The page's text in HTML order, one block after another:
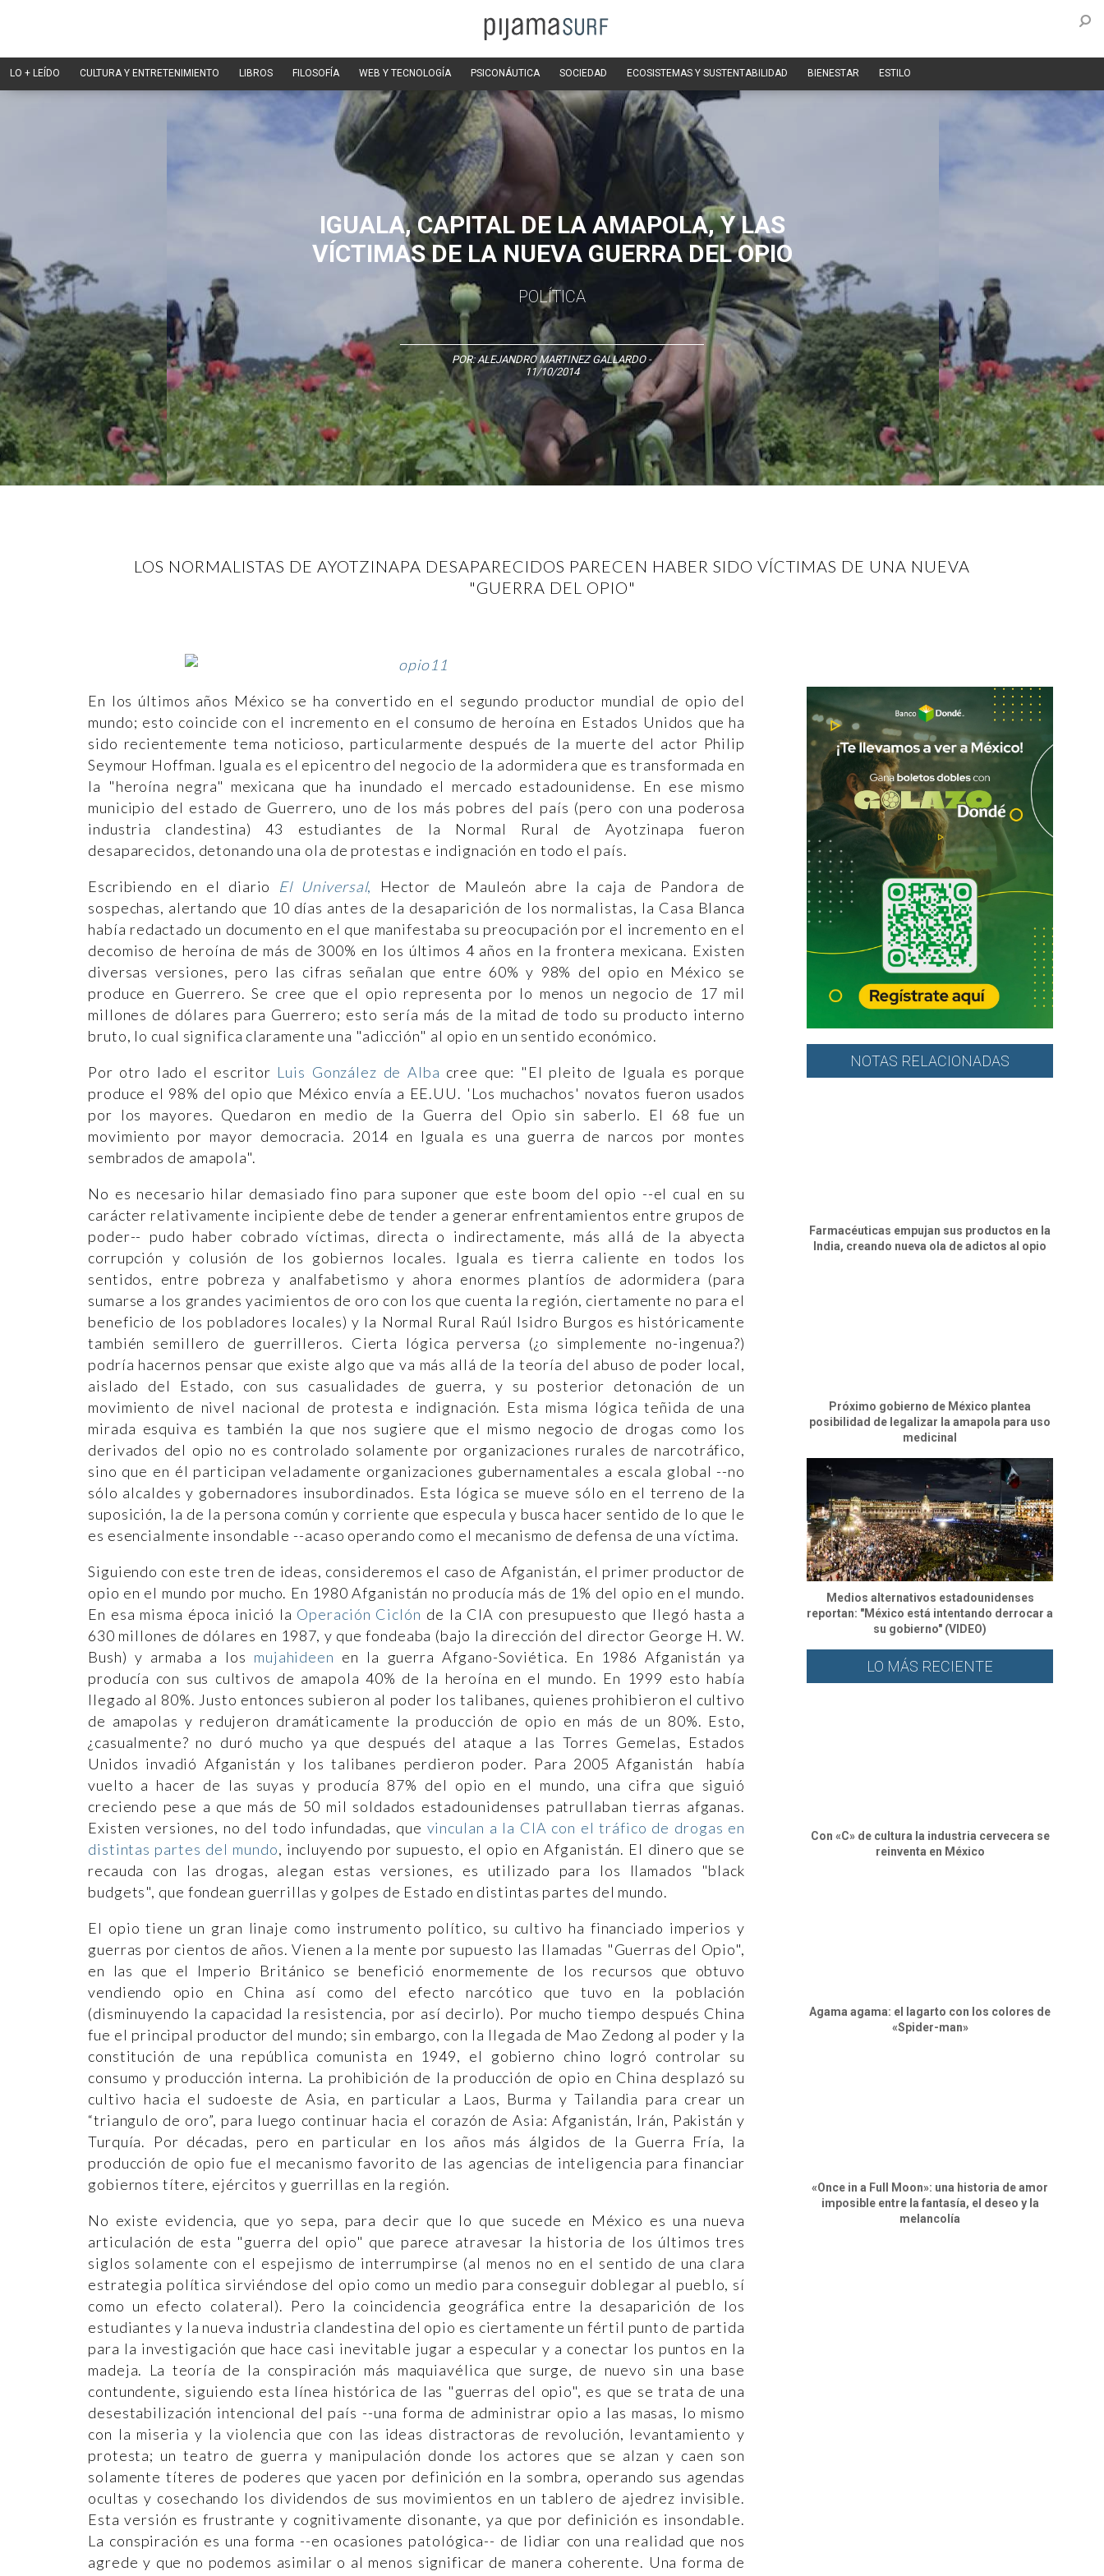
LO + LEÍDO CULTURA Y ENTRETENIMIENTO LIBROS FILOSOFÍA WEB Y TECNOLOGÍA PSICONÁUTICA SOCIEDAD ECOSISTEMAS Y SUSTENTABILIDAD BIENESTAR ESTILO
IGUALA, CAPITAL DE LA AMAPOLA, Y LAS
VÍCTIMAS DE LA NUEVA GUERRA DEL OPIO
POLÍTICA
POR: ALEJANDRO MARTINEZ GALLARDO-
11/10/2014
LOS NORMALISTAS DE AYOTZINAPA DESAPARECIDOS PARECEN HABER SIDO VÍCTIMAS DE UNA NUEVA
"GUERRA DEL OPIO"
En los últimos años México se ha convertido en el segundo productor mundial de opio del
mundo; esto coincide con el incremento en el consumo de heroína en Estados Unidos que ha
sido recientemente tema noticioso, particularmente después de la muerte del actor Philip
Seymour Hoffman. Iguala es el epicentro del negocio de la adormidera que es transformada en
la "heroína negra" mexicana que ha inundado el mercado estadounidense. En ese mismo
municipio del estado de Guerrero, uno de los más pobres del país (pero con una poderosa
industria clandestina) 43 estudiantes de la Normal Rural de Ayotzinapa fueron
desaparecidos, detonando una ola de protestas e indignación en todo el país.
Escribiendo en el diario
El Universal,
Hector de Mauleón abre la caja de Pandora de
sospechas, alertando que 10 días antes de la desaparición de los normalistas, la Casa Blanca
había redactado un documento en el que manifestaba su preocupación por el incremento en el
decomiso de heroína de más de 300% en los últimos 4 años en la frontera mexicana. Existen
diversas versiones, pero las cifras señalan que entre 60% y 98% del opio en México se
produce en Guerrero. Se cree que el opio representa por lo menos un negocio de 17 mil
millones de dólares para Guerrero; esto sería más de la mitad de todo su producto interno
bruto, lo cual significa claramente una "adicción" al opio en un sentido económico.
Por otro lado el escritor Luis González de Alba cree que: "El pleito de Iguala es porque
produce el 98% del opio que México envía a EE.UU. 'Los muchachos' novatos fueron usados
por los mayores. Quedaron en medio de la Guerra del Opio sin saberlo. El 68 fue un
movimiento por mayor democracia. 2014 en Iguala es una guerra de narcos por montes
sembrados de amapola".
No es necesario hilar demasiado fino para suponer que este boom del opio --el cual en su
carácter relativamente incipiente debe de tender a generar enfrentamientos entre grupos de
poder-- pudo haber cobrado víctimas, directa o indirectamente, más allá de la abyecta
corrupción y colusión de los gobiernos locales. Iguala es tierra caliente en todos los
sentidos, entre pobreza y analfabetismo y ahora enormes plantíos de adormidera (para
sumarse a los grandes yacimientos de oro con los que cuenta la región, ciertamente no para el
beneficio de los pobladores locales) y la Normal Rural Raúl Isidro Burgos es históricamente
también semillero de guerrilleros. Cierta lógica perversa (¿o simplemente no-ingenua?)
podría hacernos pensar que existe algo que va más allá de la teoría del abuso de poder local,
aislado del Estado, con sus casualidades de guerra, y su posterior detonación de un
movimiento de nivel nacional de protesta e indignación. Esta misma lógica teñida de una
mirada esquiva es también la que nos sugiere que el mismo negocio de drogas como los
derivados del opio no es controlado solamente por organizaciones rurales de narcotráfico,
sino que en él participan veladamente organizaciones gubernamentales a escala global --no
sólo alcaldes y gobernadores insubordinados. Esta lógica se mueve sólo en el terreno de la
suposición, la de la persona común y corriente que especula y busca hacer sentido de lo que le
es esencialmente insondable --acaso operando como el mecanismo de defensa de una víctima.
Siguiendo con este tren de ideas, consideremos el caso de Afganistán, el primer productor de
opio en el mundo por mucho. En 1980 Afganistán no producía más de 1% del opio en el mundo.
En esa misma época inició la Operación Ciclón de la CIA con presupuesto que llegó hasta a
630 millones de dólares en 1987, y que fondeaba (bajo la dirección del director George H. W.
Bush) y armaba a los mujahideen en la guerra Afgano-Soviética. En 1986 Afganistán ya
producía con sus cultivos de amapola 40% de la heroína en el mundo. En 1999 esto había
llegado al 80%. Justo entonces subieron al poder los talibanes, quienes prohibieron el cultivo
de amapolas y redujeron dramáticamente la producción de opio en más de un 80%. Esto,
¿casualmente? no duró mucho ya que después del ataque a las Torres Gemelas, Estados
Unidos invadió Afganistán y los talibanes perdieron poder. Para 2005 Afganistán había
vuelto a hacer de las suyas y producía 87% del opio en el mundo, una cifra que siguió
creciendo pese a que más de 50 mil soldados estadounidenses patrullaban tierras afganas.
Existen versiones, no del todo infundadas, que vinculan a la CIA con el tráfico de drogas en
distintas partes del mundo, incluyendo por supuesto, el opio en Afganistán. El dinero que se
recauda con las drogas, alegan estas versiones, es utilizado para los llamados "black
budgets", que fondean guerrillas y golpes de Estado en distintas partes del mundo.
El opio tiene un gran linaje como instrumento político, su cultivo ha financiado imperios y
guerras por cientos de años. Vienen a la mente por supuesto las llamadas "Guerras del Opio",
en las que el Imperio Británico se benefició enormemente de los recursos que obtuvo
vendiendo opio en China así como del efecto narcótico que tuvo en la población
(disminuyendo la capacidad la resistencia, por así decirlo). Por mucho tiempo después China
fue el principal productor del mundo; sin embargo, con la llegada de Mao Zedong al poder y la
constitución de una república comunista en 1949, el gobierno chino logró controlar su
consumo y producción interna. La prohibición de la producción de opio en China desplazó su
cultivo hacia el sudoeste de Asia, en particular a Laos, Burma y Tailandia para crear un
“triangulo de oro”, para luego continuar hacia el corazón de Asia: Afganistán, Irán, Pakistán y
Turquía. Por décadas, pero en particular en los años más álgidos de la Guerra Fría, la
producción de opio fue el mecanismo favorito de las agencias de inteligencia para financiar
gobiernos títere, ejércitos y guerrillas en la región.
No existe evidencia, que yo sepa, para decir que lo que sucede en México es una nueva
articulación de esta "guerra del opio" que parece atravesar la historia de los últimos tres
siglos solamente con el espejismo de interrumpirse (al menos no en el sentido de una clara
estrategia política sirviéndose del opio como un medio para conseguir doblegar al pueblo, sí
como un efecto colateral). Pero la coincidencia geográfica entre la desaparición de los
estudiantes y la nueva industria clandestina del opio es ciertamente un fértil punto de partida
para la investigación que hace casi inevitable jugar a especular y a conectar los puntos en la
madeja. La teoría de la conspiración más maquiavélica que surge, de nuevo sin una base
contundente, siguiendo esta línea histórica de las "guerras del opio", es que se trata de una
desestabilización intencional del país --una forma de administrar opio a las masas, lo mismo
con la miseria y la violencia que con las ideas distractoras de revolución, levantamiento y
protesta; un teatro de guerra y manipulación donde los actores que se alzan y caen son
solamente títeres de poderes que yacen por definición en la sombra, operando sus agendas
ocultas y cosechando los dividendos de sus movimientos en un tablero de ajedrez invisible.
Esta versión es frustrante y cognitivamente disonante, ya que por definición es insondable.
La conspiración es una forma --en ocasiones patológica-- de lidiar con una realidad que nos
agrede y que no podemos asimilar o al menos significar de manera coherente. Una forma de
NOTAS RELACIONADAS
Farmacéuticas empujan sus productos en la
India, creando nueva ola de adictos al opio
Próximo gobierno de México plantea
posibilidad de legalizar la amapola para uso
medicinal
Medios alternativos estadounidenses
reportan: "México está intentando derrocar a
su gobierno" (VIDEO)
LO MÁS RECIENTE
Con «C» de cultura la industria cervecera se
reinventa en México
Agama agama: el lagarto con los colores de
«Spider-man»
«Once in a Full Moon»: una historia de amor
imposible entre la fantasía, el deseo y la
melancolía